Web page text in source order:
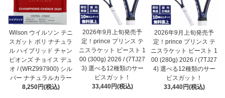
Wilson ウイルソン テニ
スガット ポリ ナチュラ
ル ハイブリッド チャン
ピオンズ チョイス デュ
オ / (WRZ997900) シル
バー ナチュラルカラー
8,250円(税込)
2026年9月上旬発売予
定！prince プリンス テ
ニスラケット ビースト 1
00 (300g) 2026 / (7TJ27
3) 選べる12種類のサー
ビスガット！
33,440円(税込)
2026年9月上旬発売予
定！prince プリンス テ
ニスラケット ビースト 1
00 (280g) 2026 / (7TJ27
4) 選べる12種類のサー
ビスガット！
33,440円(税込)